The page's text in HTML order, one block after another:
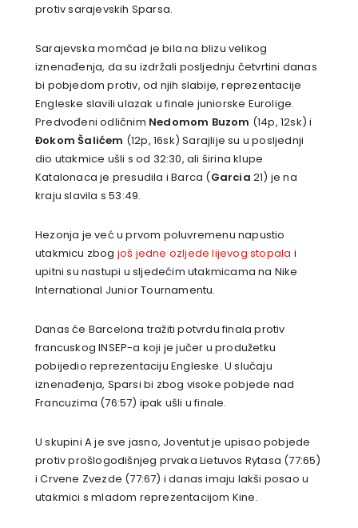
protiv sarajevskih Sparsa.
Sarajevska momčad je bila na blizu velikog
iznenađenja, da su izdržali posljednju četvrtini danas
bi pobjedom protiv, od njih slabije, reprezentacije
Engleske slavili ulazak u finale juniorske Eurolige.
Predvođeni odličnim Nedomom Buzom (14p, 12sk) i
Đokom Šalićem (12p, 16sk) Sarajlije su u posljednji
dio utakmice ušli s od 32:30, ali širina klupe
Katalonaca je presudila i Barca (Garcia 21) je na
kraju slavila s 53:49.
Hezonja je već u prvom poluvremenu napustio
utakmicu zbog još jedne ozljede lijevog stopala i
upitni su nastupi u sljedećim utakmicama na Nike
International Junior Tournamentu.
Danas će Barcelona tražiti potvrdu finala protiv
francuskog INSEP-a koji je jučer u produžetku
pobijedio reprezentaciju Engleske. U slučaju
iznenađenja, Sparsi bi zbog visoke pobjede nad
Francuzima (76:57) ipak ušli u finale.
U skupini A je sve jasno, Joventut je upisao pobjede
protiv prošlogodišnjeg prvaka Lietuvos Rytasa (77:65)
i Crvene Zvezde (77:67) i danas imaju lakši posao u
utakmici s mladom reprezentacijom Kine.